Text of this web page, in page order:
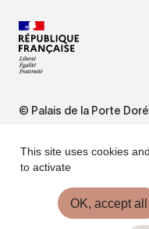
© Palais de la Porte
Website Terms of Use
This site uses cookies
to activate
OK, accept all